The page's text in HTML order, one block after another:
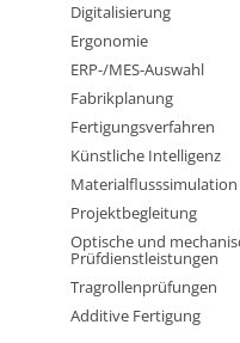
Digitalisierung
Ergonomie
ERP-/MES-Auswahl
Fabrikplanung
Fertigungsverfahren
Künstliche Intelligenz
Materialflusssimulation
Projektbegleitung
Optische und
Prüfdienstleistungen
Tragrollenprüfungen
Additive Fertigung